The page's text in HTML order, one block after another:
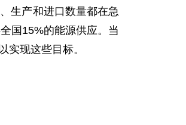
生产和进口数量都在急
国15%的能源供应。当
实现这些目标。